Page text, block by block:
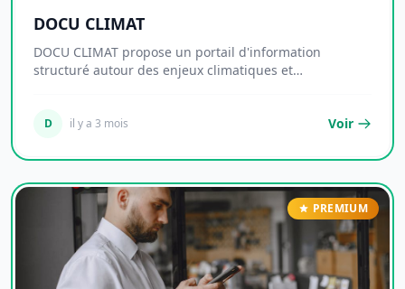
DOCU CLIMAT
DOCU CLIMAT propose un portail d'information
structuré autour des enjeux climatiques et
D il y a 3 mois Voir
PREMIUM